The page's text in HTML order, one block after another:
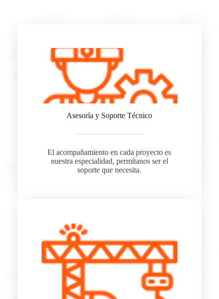
Asesoría y Soporte Técnico
El acompañamiento en cada proyecto es
nuestra especialidad, permítanos ser el
soporte que necesita.